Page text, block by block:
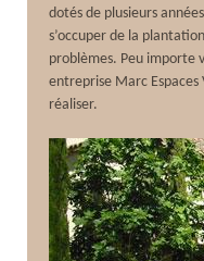
dotés de plusieurs
s’occuper de la
problèmes. Peu importe
entreprise Marc Espaces
réaliser.